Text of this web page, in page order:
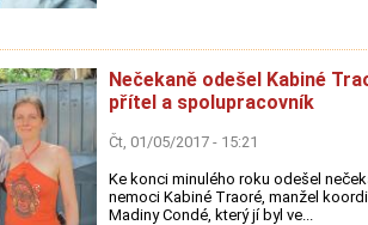
Nečekaně odešel Kabiné
přítel a spolupracovník
Čt, 01/05/2017 - 15:21
Ke konci minulého roku odešel
nemoci Kabiné Traoré, manžel
Madiny Condé, který jí byl ve...